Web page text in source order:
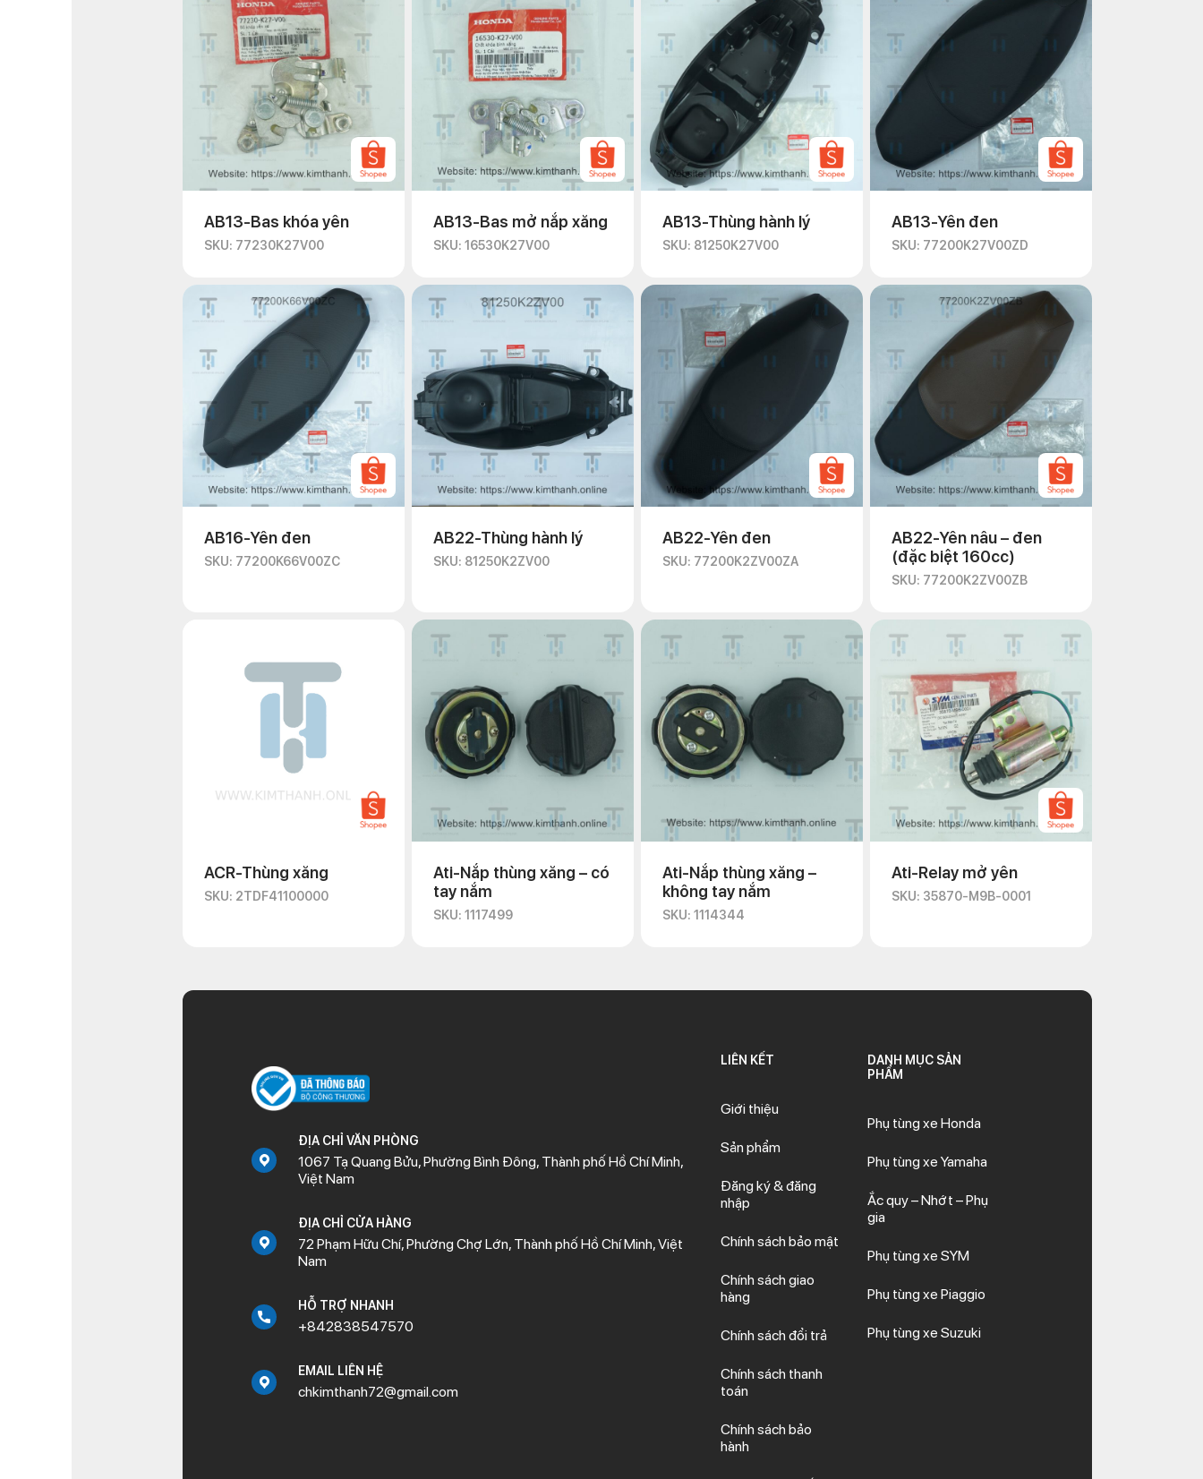
AB13-Bas khóa yên
SKU: 77230K27V00
AB13-Bas mở nắp xăng
SKU: 16530K27V00
AB13-Thùng hành lý
SKU: 81250K27V00
AB13-Yên đen
SKU: 77200K27V00ZD
AB16-Yên đen
SKU: 77200K66V00ZC
AB22-Thùng hành lý
SKU: 81250K2ZV00
AB22-Yên đen
SKU: 77200K2ZV00ZA
AB22-Yên nâu – đen
(đặc biệt 160cc)
SKU: 77200K2ZV00ZB
ACR-Thùng xăng
SKU: 2TDF41100000
Ati-Nắp thùng xăng – có
tay nắm
SKU: 1117499
Ati-Nắp thùng xăng –
không tay nắm
SKU: 1114344
Ati-Relay mở yên
SKU: 35870-M9B-0001
ĐỊA CHỈ VĂN PHÒNG
1067 Tạ Quang Bửu, Phường Bình Đông, Thành phố Hồ Chí Minh,
Việt Nam
ĐỊA CHỈ CỬA HÀNG
72 Phạm Hữu Chí, Phường Chợ Lớn, Thành phố Hồ Chí Minh, Việt
Nam
HỖ TRỢ NHANH
+842838547570
EMAIL LIÊN HỆ
chkimthanh72@gmail.com
LIÊN KẾT
Giới thiệu
Sản phẩm
Đăng ký & đăng
nhập
Chính sách bảo mật
Chính sách giao
hàng
Chính sách đổi trả
Chính sách thanh
toán
Chính sách bảo
hành
DANH MỤC SẢN
PHẨM
Phụ tùng xe Honda
Phụ tùng xe Yamaha
Ắc quy – Nhớt – Phụ
gia
Phụ tùng xe SYM
Phụ tùng xe Piaggio
Phụ tùng xe Suzuki